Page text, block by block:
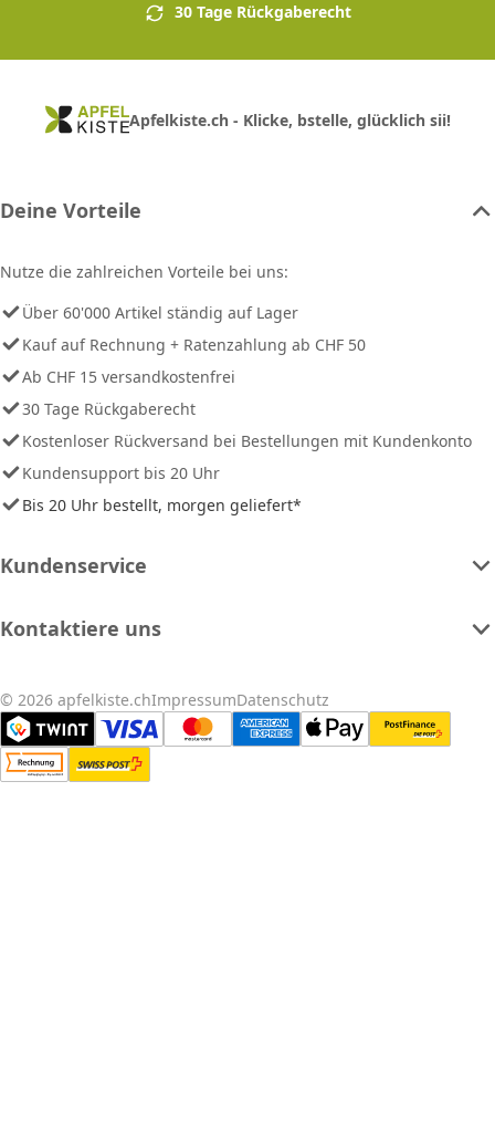
30 Tage Rückgaberecht
Apfelkiste.ch - Klicke, bstelle, glücklich sii!
Deine Vorteile
Nutze die zahlreichen Vorteile bei uns:
Über 60'000 Artikel ständig auf Lager
Kauf auf Rechnung + Ratenzahlung ab CHF 50
Ab CHF 15 versandkostenfrei
30 Tage Rückgaberecht
Kostenloser Rückversand bei Bestellungen mit Kundenkonto
Kundensupport bis 20 Uhr
Bis 20 Uhr bestellt, morgen geliefert*
Kundenservice
Kontaktiere uns
© 2026 apfelkiste.chImpressumDatenschutz